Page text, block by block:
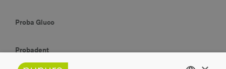
Proba Gluco
Probadent